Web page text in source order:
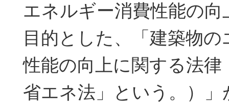
エネルギー消費性能の
目的とした、「建築物
性能の向上に関する法律
省エネ法」という。）